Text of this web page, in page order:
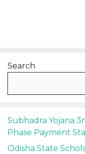
Search
Subhadra Yojana
Phase Payment
Odisha State